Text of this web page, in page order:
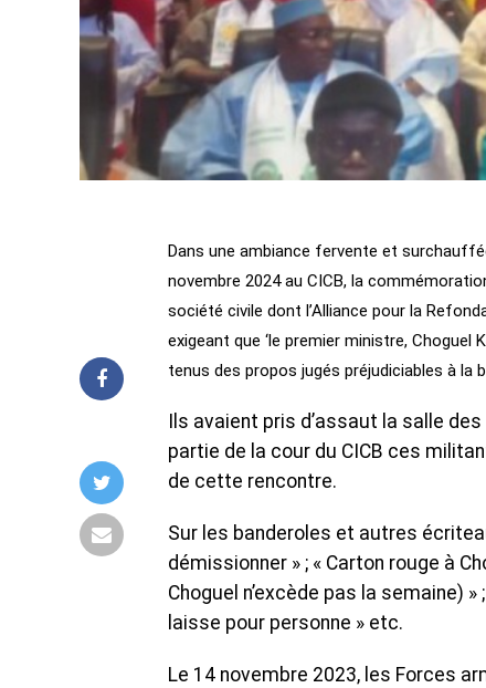
Dans une ambiance fervente et
novembre 2024 au CICB, la
société civile dont l’Alliance pour la
exigeant que ‘le premier ministre,
tenus des propos jugés préjudiciables à la
Ils avaient pris d’assaut la salle
partie de la cour du CICB ces
de cette rencontre.
Sur les banderoles et autres
démissionner » ; « Carton rouge à
Choguel n’excède pas la semaine)
laisse pour personne » etc.
Le 14 novembre 2023, les Forces